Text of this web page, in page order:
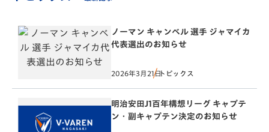
ノーマン キャンベル 選手 ジャマイカ
代表選出のお知らせ
2026年3月21日トピックス
明治安田J1百年構想リーグ キャプテ
ン・副キャプテン決定のお知らせ